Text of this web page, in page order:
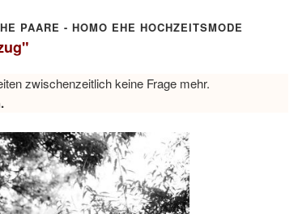
PAARE - HOMO EHE HOCHZEITSMODE
zwischenzeitlich keine Frage mehr.